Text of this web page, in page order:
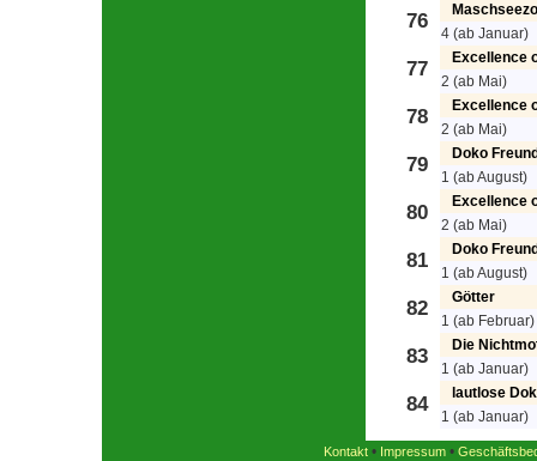
76
4 (ab Januar)
77
Excellence
2 (ab Mai)
78
Excellence
2 (ab Mai)
79
Doko
1 (ab August)
80
Excellence
2 (ab Mai)
81
Doko
1 (ab August)
82
Götter
1 (ab Februar)
83
Die
1 (ab Januar)
84
lautlose
1 (ab Januar)
Kontakt • Impressum •